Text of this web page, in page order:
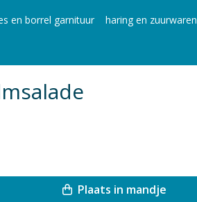
en borrel garnituur
haring en zuurwaren
Plaats in mandje